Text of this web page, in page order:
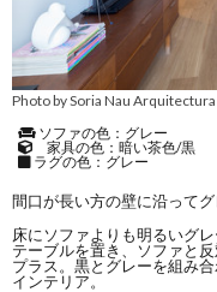
Photo by Soria Nau Arquitectura
ソファの色：グレー
家具の色：暗い茶色/黒
ラグの色：グレー
間口が長い方の壁に沿って
床にソファよりも明るいグ
テーブルを置き、ソファと
プラス。黒とグレーを組み
インテリア。